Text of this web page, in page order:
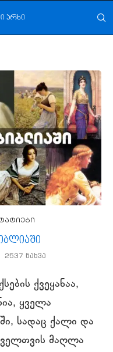
2537 ნახვა
ქვეყანაა,
ყველა
სადაც ქალი და
მაღლა